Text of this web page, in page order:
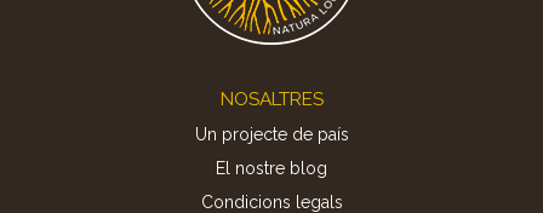
NOSALTRES
Un projecte de país
El nostre blog
Condicions legals